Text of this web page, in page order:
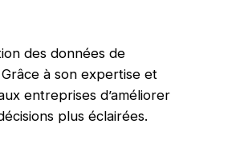
des données de
à son expertise et
entreprises d’améliorer
plus éclairées.